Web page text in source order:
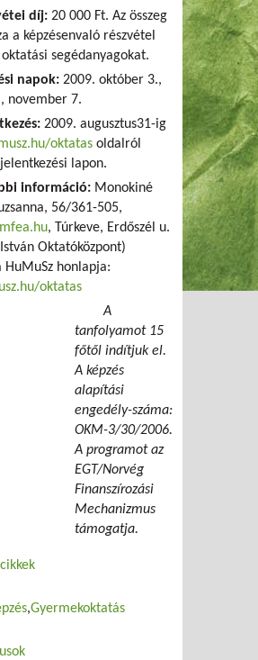
díj: 20 000 Ft. Az összeg
a képzésenvaló részvétel
segédanyagokat.
napok: 2009. október 3.,
november 7.
2009. augusztus31-ig
oktatas oldalról
lapon.
információ: Monokiné
56/361-505,
, Túrkeve, Erdőszél u.
Oktatóközpont)
honlapja:
oktatas
A
tanfolyamot 15
főtől indítjuk el.
A képzés
alapítási
engedély-száma:
OKM-3/30/2006.
A programot az
EGT/Norvég
Finanszírozási
Mechanizmus
támogatja.
Gyermekoktatás